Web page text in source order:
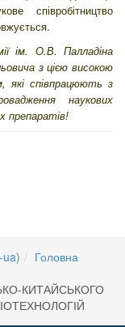
співробітництво
ім. О.В. Палладіна
з цією високою
які співпрацюють з
наукових
препаратів!
та
ua)
Головна
КИТАЙСЬКОГО